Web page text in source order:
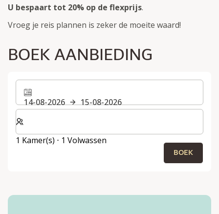
U bespaart tot 20% op de flexprijs.
Vroeg je reis plannen is zeker de moeite waard!
BOEK AANBIEDING
14-08-2026
15-08-2026
Selecteer het aantal kamers en gasten voor je verblijf
1 Kamer(s) ⋅ 1 Volwassen
BOEK